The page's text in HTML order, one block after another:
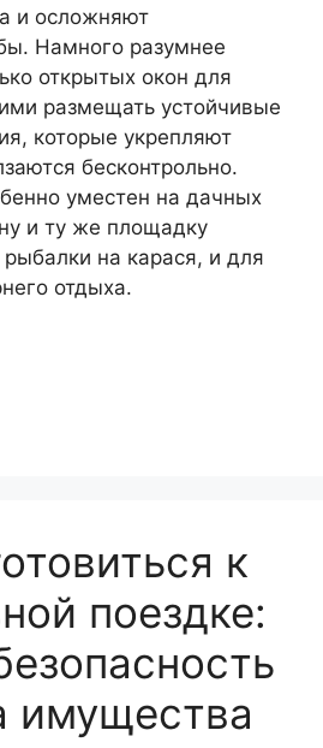
и осложняют
Намного разумнее
открытых окон для
размещать устойчивые
которые укрепляют
бесконтрольно.
уместен на дачных
и ту же площадку
на карася, и для
отдыха.
к
поездке:
имущества